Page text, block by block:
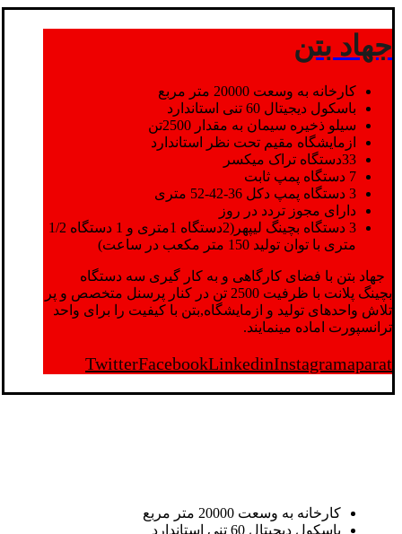
جهاد بتن
کارخانه به وسعت 20000 متر مربع
باسکول دیجیتال 60 تنی استاندارد
سیلو ذخیره سیمان به مقدار 2500تن
ازمایشگاه مقیم تحت نظر استاندارد
33دستگاه تراک میکسر
7 دستگاه پمپ ثابت
3 دستگاه پمپ دکل 36-42-52 متری
دارای مجوز تردد در روز
3 دستگاه بچینگ لیپهر(2دستگاه 1متری و 1 دستگاه 1/2
متری با توان تولید 150 متر مکعب در ساعت)
جهاد بتن با فضای کارگاهی و به کار گیری سه دستگاه
بچینگ پلانت با ظرفیت 2500 تن در کنار پرسنل متخصص و پر
تلاش واحدهای تولید و ازمایشگاه,بتن با کیفیت را برای واحد
ترانسپورت اماده مینمایند.
TwitterFacebookLinkedinInstagramaparat
کارخانه به وسعت 20000 متر مربع
باسکول دیجیتال 60 تنی استاندارد